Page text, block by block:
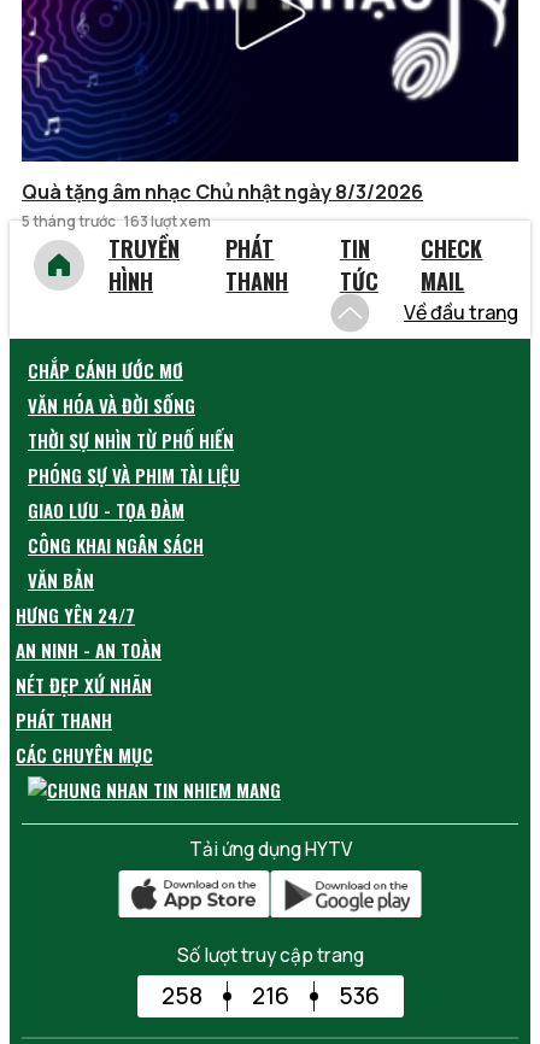
Quà tặng âm nhạc Chủ nhật ngày 8/3/2026
5 tháng trước 163 lượt xem
TRUYỀN
HÌNH
PHÁT
THANH
TIN
TỨC
CHECK
MAIL
Về đầu trang
CHẮP CÁNH ƯỚC MƠ
VĂN HÓA VÀ ĐỜI SỐNG
THỜI SỰ NHÌN TỪ PHỐ HIẾN
PHÓNG SỰ VÀ PHIM TÀI LIỆU
GIAO LƯU - TỌA ĐÀM
CÔNG KHAI NGÂN SÁCH
VĂN BẢN
HƯNG YÊN 24/7
AN NINH - AN TOÀN
NÉT ĐẸP XỨ NHÃN
PHÁT THANH
CÁC CHUYÊN MỤC
Tải ứng dụng HYTV
Số lượt truy cập trang
258 216 536